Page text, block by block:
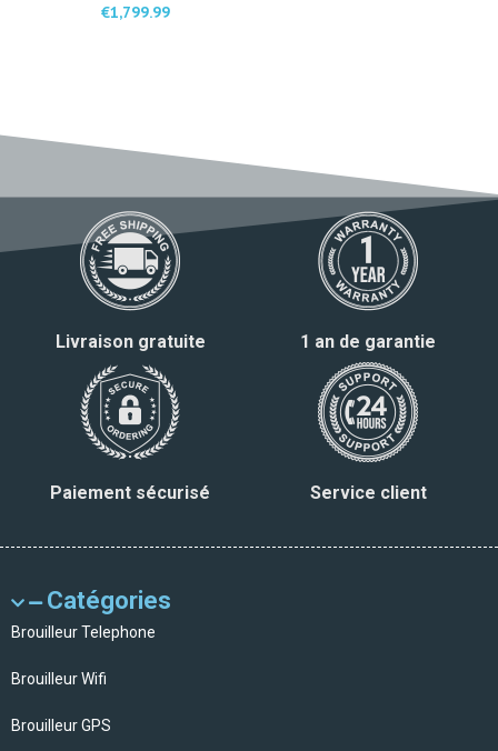
€1,799.99
Livraison gratuite 1 an de garantie
Paiement sécurisé Service client
Catégories
Brouilleur Telephone
Brouilleur Wifi
Brouilleur GPS